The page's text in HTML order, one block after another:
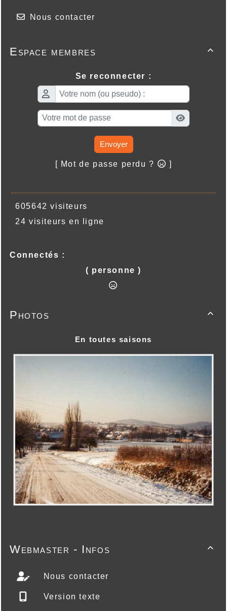
Nous contacter

Espace membres
Se reconnecter :
Envoyer
[ Mot de passe perdu ? ]
605642 visiteurs
24 visiteurs en ligne
Connectés :
( personne )

Photos
En toutes saisons

Webmaster - Infos
Nous contacter
Version texte